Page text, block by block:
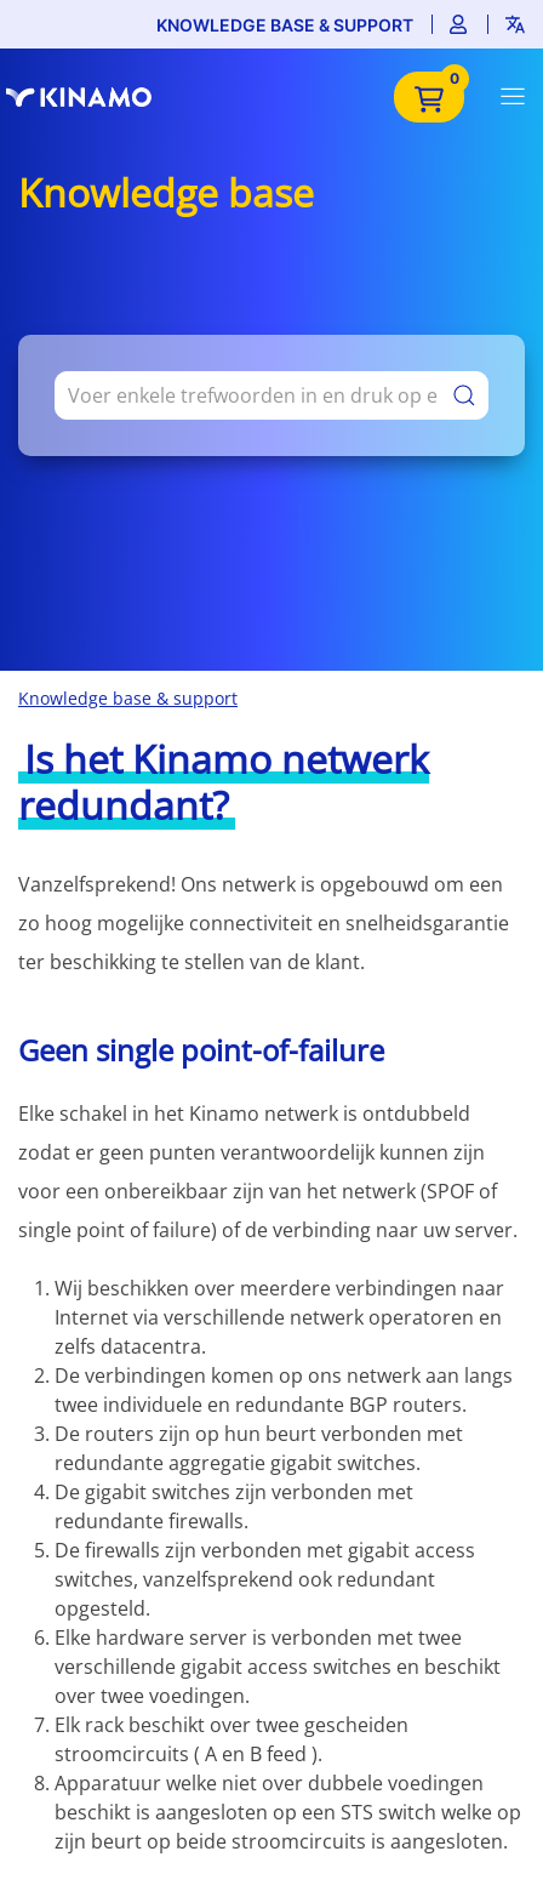
KNOWLEDGE BASE & SUPPORT
0
Knowledge base
Knowledge base & support
Is het Kinamo netwerk
redundant?
Vanzelfsprekend! Ons netwerk is opgebouwd om een
zo hoog mogelijke connectiviteit en snelheidsgarantie
ter beschikking te stellen van de klant.
Geen single point-of-failure
Elke schakel in het Kinamo netwerk is ontdubbeld
zodat er geen punten verantwoordelijk kunnen zijn
voor een onbereikbaar zijn van het netwerk (SPOF of
single point of failure) of de verbinding naar uw server.
Wij beschikken over meerdere verbindingen naar
Internet via verschillende netwerk operatoren en
zelfs datacentra.
De verbindingen komen op ons netwerk aan langs
twee individuele en redundante BGP routers.
De routers zijn op hun beurt verbonden met
redundante aggregatie gigabit switches.
De gigabit switches zijn verbonden met
redundante firewalls.
De firewalls zijn verbonden met gigabit access
switches, vanzelfsprekend ook redundant
opgesteld.
Elke hardware server is verbonden met twee
verschillende gigabit access switches en beschikt
over twee voedingen.
Elk rack beschikt over twee gescheiden
stroomcircuits ( A en B feed ).
Apparatuur welke niet over dubbele voedingen
beschikt is aangesloten op een STS switch welke op
zijn beurt op beide stroomcircuits is aangesloten.